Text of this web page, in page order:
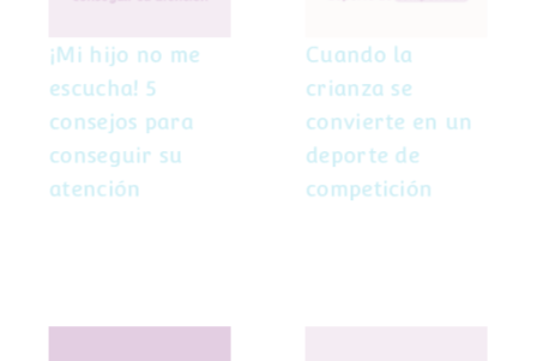
conseguir su
atención
¡Mi hijo no me
escucha! 5
consejos para
conseguir su
atención
competición
Cuando la
crianza se
convierte en un
deporte de
competición